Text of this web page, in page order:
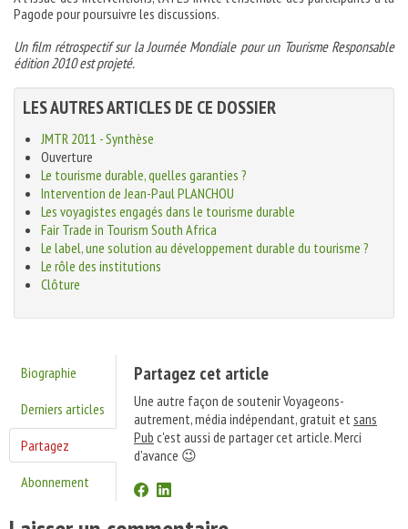
Pagode pour poursuivre les discussions.
Un film rétrospectif sur la Journée Mondiale pour un Tourisme Responsable
édition 2010 est projeté.
LES AUTRES ARTICLES DE CE DOSSIER
JMTR 2011 - Synthèse
Ouverture
Le tourisme durable, quelles garanties ?
Intervention de Jean-Paul PLANCHOU
Les voyagistes engagés dans le tourisme durable
Fair Trade in Tourism South Africa
Le label, une solution au développement durable du tourisme ?
Le rôle des institutions
Clôture
Biographie
Derniers articles
Partagez
Abonnement
Partagez cet article
Une autre façon de soutenir Voyageons-
autrement, média indépendant, gratuit etsans
Pub c'est aussi de partager cet article. Merci
d'avance 😉